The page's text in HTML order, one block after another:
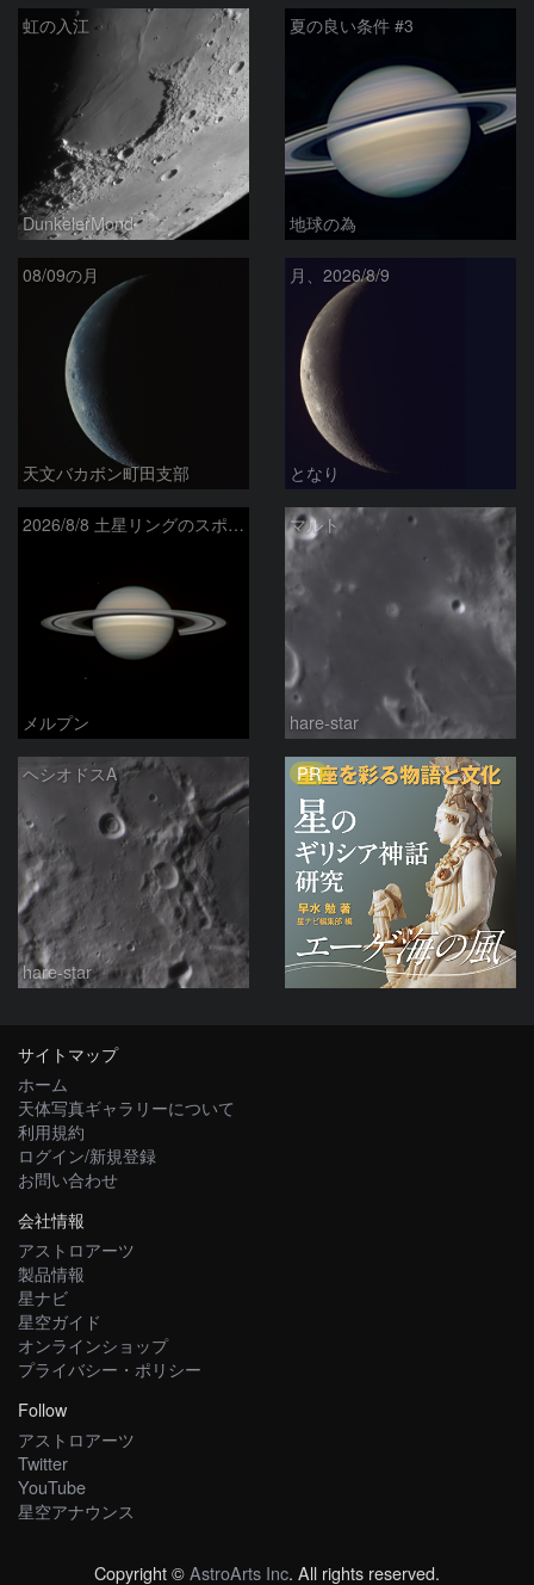
虹の入江
DunkelerMond
夏の良い条件 #3
地球の為
08/09の月
天文バカボン町田支部
月、2026/8/9
となり
2026/8/8 土星リングのスポーク
メルプン
マルト
hare-star
ヘシオドスA
hare-star
PR
サイトマップ
ホーム
天体写真ギャラリーについて
利用規約
ログイン/新規登録
お問い合わせ
会社情報
アストロアーツ
製品情報
星ナビ
星空ガイド
オンラインショップ
プライバシー・ポリシー
Follow
アストロアーツ
Twitter
YouTube
星空アナウンス
Copyright ©AstroArts Inc. All rights reserved.